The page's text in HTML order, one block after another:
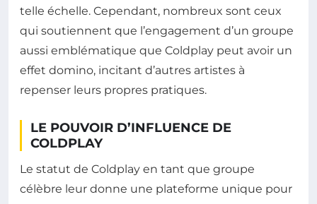
telle échelle. Cependant, nombreux sont ceux
qui soutiennent que l’engagement d’un groupe
aussi emblématique que Coldplay peut avoir un
effet domino, incitant d’autres artistes à
repenser leurs propres pratiques.
LE POUVOIR D’INFLUENCE DE
COLDPLAY
Le statut de Coldplay en tant que groupe
célèbre leur donne une plateforme unique pour